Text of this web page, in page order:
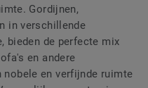
Gordijnen,
in verschillende
bieden de perfecte mix
en andere
nobele en verfijnde ruimte